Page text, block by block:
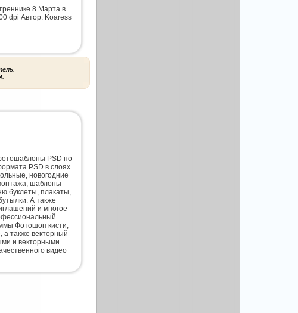
8 Марта в
dpi Автор: Koaress
PSD по
PSD в слоях
новогодние
шаблоны
буклеты, плакаты,
А также
и многое
Фотошоп кисти,
также векторный
и векторными
видео